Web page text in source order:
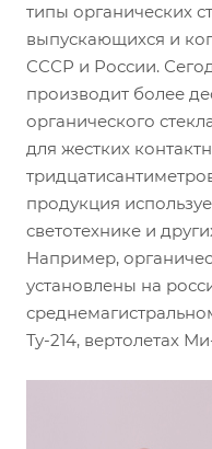
типы органических
выпускающихся и
СССР и России.
производит более
органического
для жестких
продукция
светотехнике и
Например,
установлены на
Ту-214, вертолетах